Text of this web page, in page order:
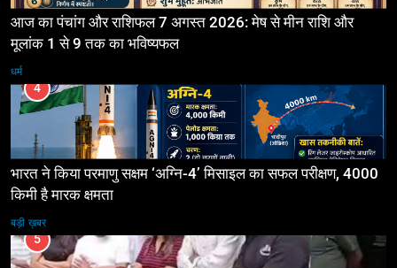
आज का पंचांग और राशिफल 7 अगस्त 2026: मेष से मीन राशि और
मूलांक 1 से 9 तक का भविष्यफल
धर्म
4
भारत ने किया परमाणु सक्षम ‘अग्नि-4’ मिसाइल का सफल परीक्षण, 4000
किमी है मारक क्षमता
बड़ी ख़बर
5